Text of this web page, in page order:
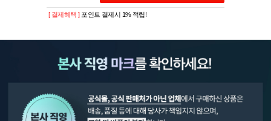
[ 결제혜택 ] 포인트 결제시 1% 적립!